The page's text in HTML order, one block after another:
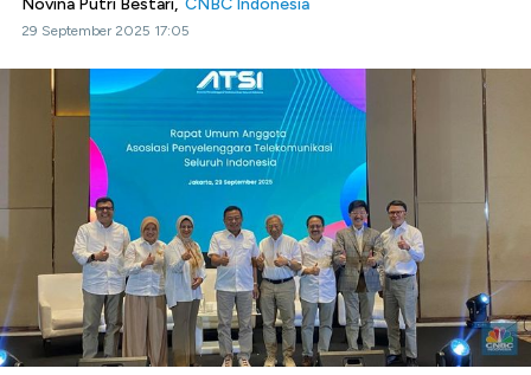
Novina Putri Bestari, CNBC Indonesia
29 September 2025 17:05